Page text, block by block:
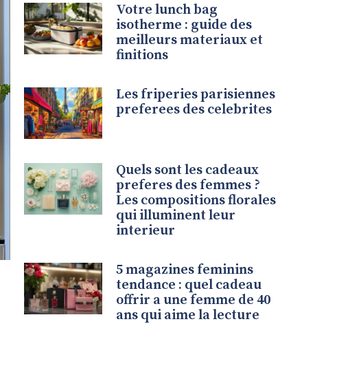
Votre lunch bag
isotherme : guide des
meilleurs materiaux et
finitions
Les friperies parisiennes
preferees des celebrites
Quels sont les cadeaux
preferes des femmes ?
Les compositions florales
qui illuminent leur
interieur
5 magazines feminins
tendance : quel cadeau
offrir a une femme de 40
ans qui aime la lecture